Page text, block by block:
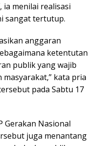
ia menilai realisasi
sangat tertutup.
anggaran
ketentutan
publik yang wajib
kata pria
pada Sabtu 17
Gerakan Nasional
juga menantang